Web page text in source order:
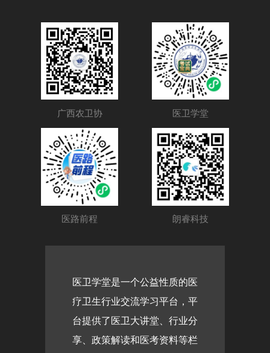
广西农卫协 医卫学堂
医路前程 朗睿科技
医卫学堂是一个公益性质的医
疗卫生行业交流学习平台，平
台提供了医卫大讲堂、行业分
享、政策解读和医考资料等栏